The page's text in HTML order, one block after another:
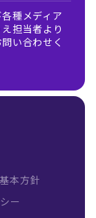
種メディア
担当者より
い合わせく
本方針
ー